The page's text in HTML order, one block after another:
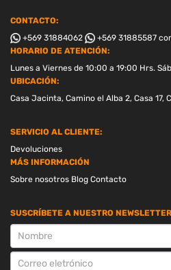
CONTACTO:
+569 31884062
+569 31885587
HORARIO DE ATENCIÓN:
Lunes a Viernes de 10:00 a 19:00 Hrs.
UBICACIÓN:
Casa Jacinta, Camino el Alba 2, Casa 17,
SERVICIO AL CLIENTE:
Devoluciones
MÁS INFORMACIÓN
Sobre nosotros Blog Contacto
SUSCRÍBETE A NUESTRO
SUSCRIPCION